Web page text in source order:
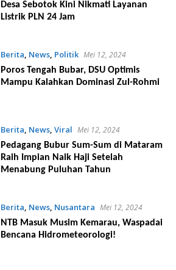
Desa Sebotok Kini Nikmati Layanan
Listrik PLN 24 Jam
Berita News, Politik Mei 12, 2024
Poros Tengah Bubar, DSU Optimis
Mampu Kalahkan Dominasi Zul-Rohmi
Berita, News, Viral Mei 12, 2024
Pedagang Bubur Sum-Sum di Mataram
Raih Impian Naik Haji Setelah
Menabung Puluhan Tahun
Berita, News, Nusantara Mei 12, 2024
NTB Masuk Musim Kemarau, Waspadai
Bencana Hidrometeorologi!